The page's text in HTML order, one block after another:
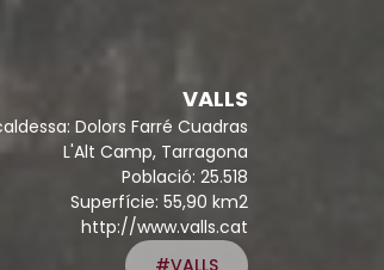
VALLS
Dolors Farré Cuadras
L'Alt Camp, Tarragona
Població: 25.518
Superfície: 55,90 km2
http://www.valls.cat
#VALLS